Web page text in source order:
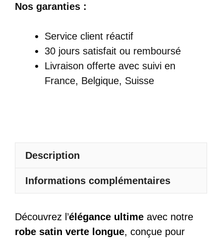
Satin
Longue
Vert
Avec
Nos garanties :
Service client réactif
30 jours satisfait ou remboursé
Livraison offerte avec suivi en
France, Belgique, Suisse
Description
Informations complémentaires
Découvrez l’élégance ultime avec notre
robe satin verte longue, conçue pour